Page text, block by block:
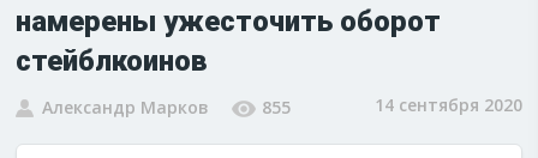
намерены ужесточить оборот
стейблкоинов
Александр Марков 855 14 сентября 2020